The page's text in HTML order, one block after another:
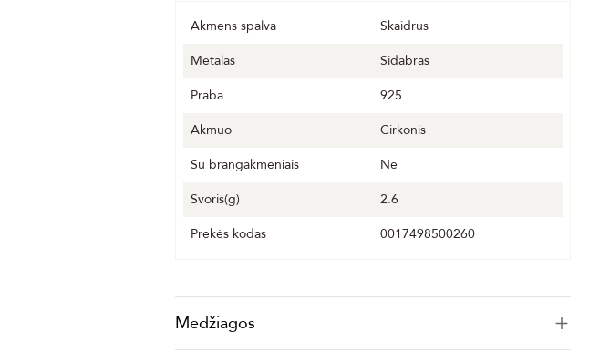
Akmens spalva
Skaidrus
Metalas
Sidabras
Praba
925
Akmuo
Cirkonis
Su brangakmeniais
Ne
Svoris(g)
2.6
Prekės kodas
0017498500260
Medžiagos